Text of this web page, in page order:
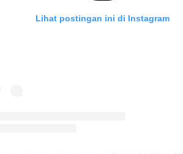
Lihat postingan ini di Instagram